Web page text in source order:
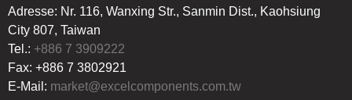
Adresse: Nr. 116, Wanxing Str., Sanmin Dist., Kaohsiung
City 807, Taiwan
Tel.: +886 7 3909222
Fax: +886 7 3802921
E-Mail: market@excelcomponents.com.tw